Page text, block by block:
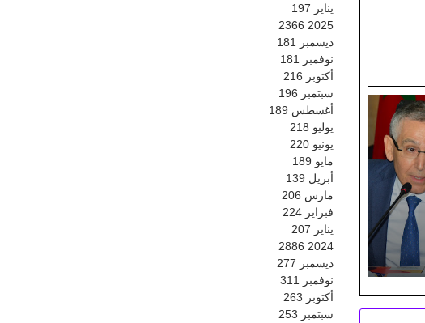
يناير 197
2025
2366
ديسمبر
181
نوفمبر
181
أكتوبر 216
سبتمبر 196
أغسطس 189
يوليو 218
يونيو 220
مايو 189
أبريل 139
مارس 206
فبراير 224
يناير 207
2024
2886
ديسمبر 277
نوفمبر
311
أكتوبر 263
سبتمبر 253